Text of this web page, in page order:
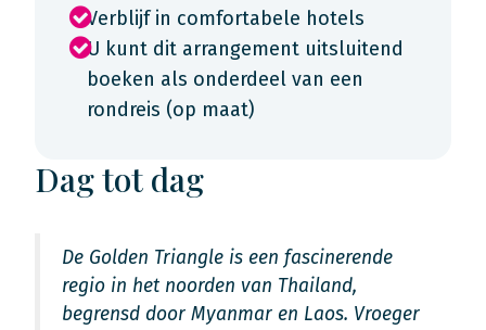
Verblijf in comfortabele hotels
U kunt dit arrangement uitsluitend
boeken als onderdeel van een
rondreis (op maat)
Dag tot dag
De Golden Triangle is een fascinerende
regio in het noorden van Thailand,
begrensd door Myanmar en Laos. Vroeger